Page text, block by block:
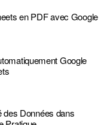
en PDF avec Google
Google
des Données dans